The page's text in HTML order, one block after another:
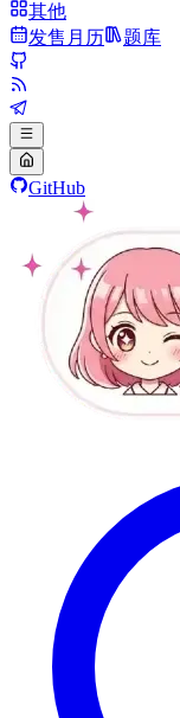
其他
发售月历
题库
GitHub